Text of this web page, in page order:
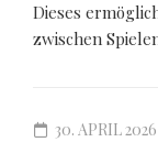
Dieses
zwischen
30. APRIL 2026